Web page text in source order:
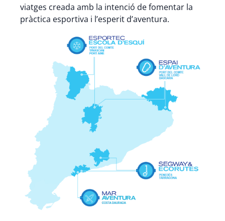
viatges creada amb la intenció de fomentar la
pràctica esportiva i l’esperit d’aventura.